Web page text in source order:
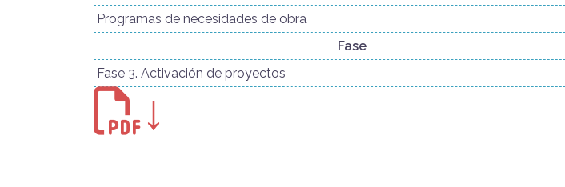
Programas de necesidades de obra
Fase
Fase 3. Activación de proyectos
↓